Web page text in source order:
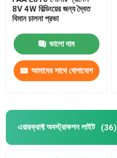
হেলিকপ্টার প্যাড লাইটস
সৌর চালিত নেভিগেশন প্রভা
8V 4W বিল্ডিংয়ের জন্য দ্বৈত
বিমান চালনা প্রভা
ভালো দাম
আমাদের সাথে যোগাযোগ
এয়ারক্রাফ্ট অবস্ট্রাকশন লাইট (36)